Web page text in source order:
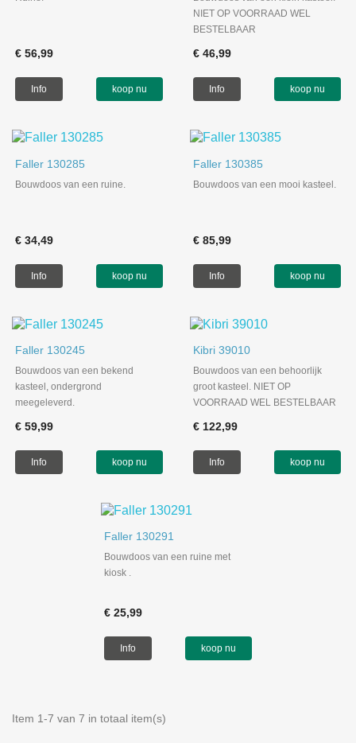
€ 56,99
Info koop nu
NIET OP VOORRAAD WEL
BESTELBAAR
€ 46,99
Info koop nu
Faller 130285
Bouwdoos van een ruine.
€ 34,49
Info koop nu
Faller 130385
Bouwdoos van een mooi kasteel.
€ 85,99
Info koop nu
Faller 130245
Bouwdoos van een bekend
kasteel, ondergrond
meegeleverd.
€ 59,99
Info koop nu
Kibri 39010
Bouwdoos van een behoorlijk
groot kasteel. NIET OP
VOORRAAD WEL BESTELBAAR
€ 122,99
Info koop nu
Faller 130291
Bouwdoos van een ruine met
kiosk .
€ 25,99
Info koop nu
Item 1-7 van 7 in totaal item(s)